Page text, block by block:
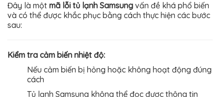
Đây là một mã lỗi tủ lạnh Samsung vấn đề khá phổ biến
và có thể được khắc phục bằng cách thực hiện các bước
sau:
Kiểm tra cảm biến nhiệt độ:
Nếu cảm biến bị hỏng hoặc không hoạt động đúng
cách
Tủ lạnh Samsung không thể đọc được thông tin